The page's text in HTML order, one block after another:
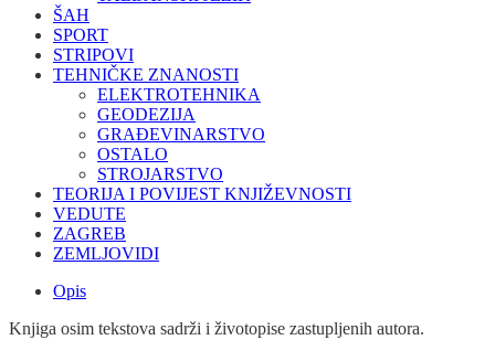
ŠAH
SPORT
STRIPOVI
TEHNIČKE ZNANOSTI
ELEKTROTEHNIKA
GEODEZIJA
GRAĐEVINARSTVO
OSTALO
STROJARSTVO
TEORIJA I POVIJEST KNJIŽEVNOSTI
VEDUTE
ZAGREB
ZEMLJOVIDI
Opis
Knjiga osim tekstova sadrži i životopise zastupljenih autora.